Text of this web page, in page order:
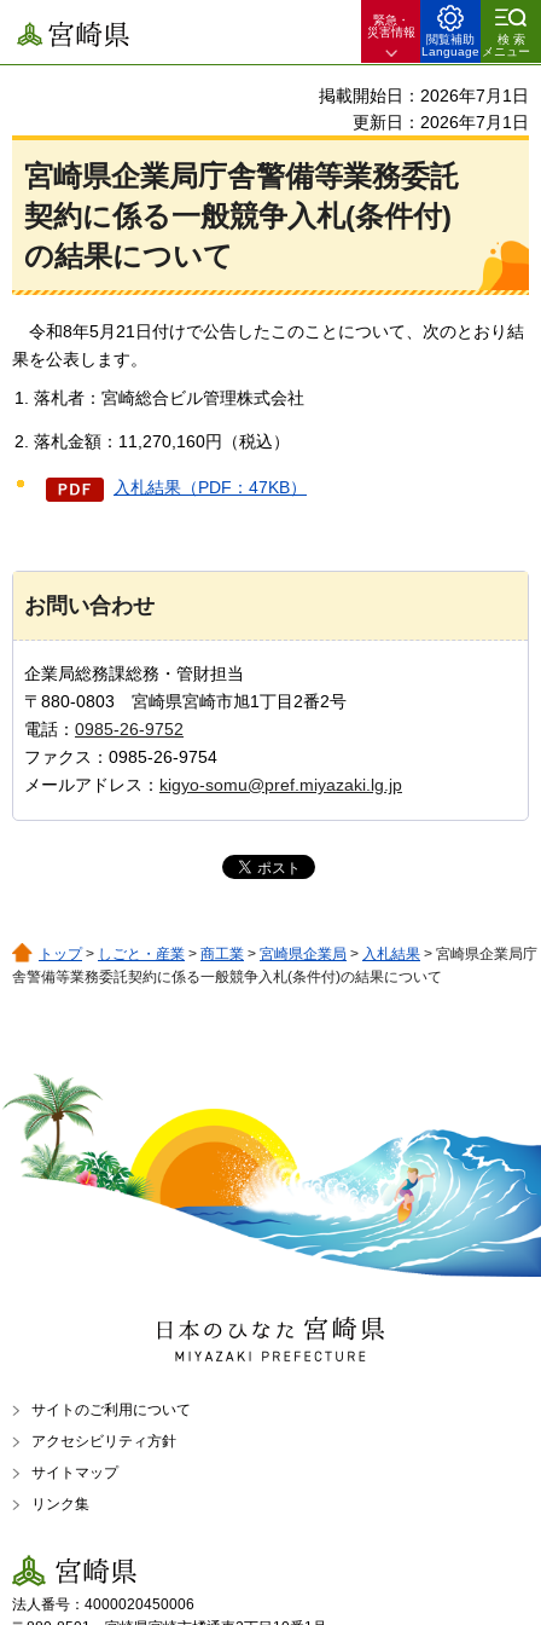
宮崎県
緊急・
災害情報
閲覧補助
Language
検索
メニュー
掲載開始日：2026年7月1日
更新日：2026年7月1日
宮崎県企業局庁舎警備等業務委託
契約に係る一般競争入札(条件付)
の結果について
令和8年5月21日付けで公告したこのことについて、次のとおり結
果を公表します。
落札者：宮崎総合ビル管理株式会社
落札金額：11,270,160円（税込）
入札結果（PDF：47KB）
お問い合わせ
企業局総務課総務・管財担当
〒880-0803 宮崎県宮崎市旭1丁目2番2号
電話： 0985-26-9752
ファクス：0985-26-9754
メールアドレス： kigyo-somu@pref.miyazaki.lg.jp
トップ> しごと・産業 > 商工業 > 宮崎県企業局 > 入札結果 > 宮崎県企業局庁
舎警備等業務委託契約に係る一般競争入札(条件付)の結果について
日本のひなた 宮崎県
MIYAZAKI PREFECTURE
サイトのご利用について
アクセシビリティ方針
サイトマップ
リンク集
宮崎県
法人番号：4000020450006